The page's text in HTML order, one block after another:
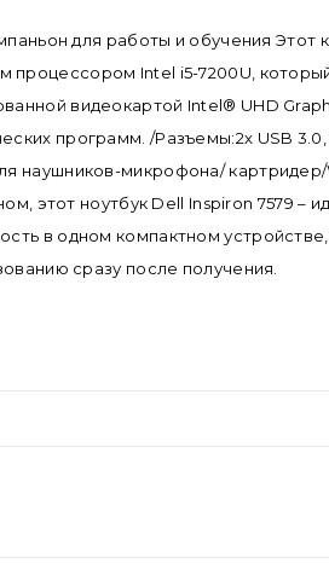
для работы и обучения Этот
Intel i5-7200U, который
видеокартой Intel® UHD
программ. /Разъемы:2x USB 3.0,
микрофона/ картридер/
этот ноутбук Dell Inspiron 7579
в одном компактном
сразу после получения.